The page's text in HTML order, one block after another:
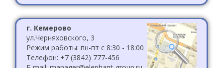
г. Кемерово
ул.Черняховского, 3
Режим работы: пн-пт с 8:30 - 18:00
Телефон: +7 (3842) 777-456